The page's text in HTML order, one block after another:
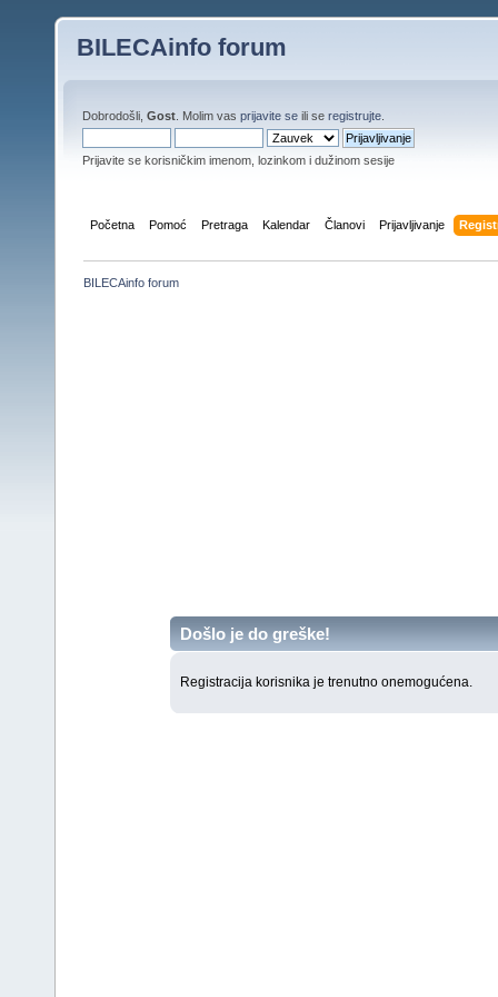
BILECAinfo forum
Dobrodošli, Gost . Molim vas prijavite se ili se registrujte
Prijavite se korisničkim imenom, lozinkom i dužinom sesije
Početna Pomoć Pretraga Kalendar Članovi Prijavljivanje
BILECAinfo forum
Došlo je do greške!
Registracija korisnika je trenutno onemogućena.